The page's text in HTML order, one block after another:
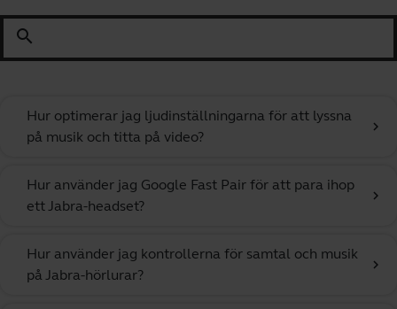
search
Hur optimerar jag ljudinställningarna för att lyssna
på musik och titta på video?
chevron_right
Hur använder jag Google Fast Pair för att para ihop
ett Jabra-headset?
chevron_right
Hur använder jag kontrollerna för samtal och musik
på Jabra-hörlurar?
chevron_right